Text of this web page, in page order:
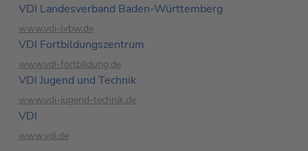
VDI Landesverband Baden-Württemberg
www.vdi-lvbw.de
VDI Fortbildungs­zentrum
www.vdi-fortbildung.de
VDI Jugend und Technik
www.vdi-jugend-technik.de
VDI
www.vdi.de